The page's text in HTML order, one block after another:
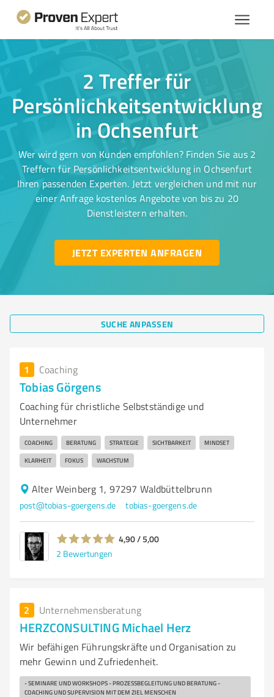
2 Treffer für
Persönlichkeitsentwicklung
in Ochsenfurt
Wer wird gern von Kunden empfohlen? Finden Sie aus 2
Treffern für Persönlichkeitsentwicklung in Ochsenfurt
Ihren passenden Experten. Jetzt vergleichen und mit nur
einer Anfrage kostenlos Angebote von bis zu 20
Dienstleistern erhalten.
JETZT EXPERTEN ANFRAGEN
SUCHE ANPASSEN
1 Coaching
Tobias Görgens
Coaching für christliche Selbstständige und
Unternehmer
COACHING BERATUNG STRATEGIE SICHTBARKEIT MINDSET
KLARHEIT FOKUS WACHSTUM
Alter Weinberg 1, 97297 Waldbüttelbrunn
post@tobias-goergens.de tobias-goergens.de
4,90 / 5,00
2 Bewertungen
2 Unternehmensberatung
HERZCONSULTING Michael Herz
Wir befähigen Führungskräfte und Organisation zu
mehr Gewinn und Zufriedenheit.
- SEMINARE UND WORKSHOPS - PROZESSBEGLEITUNG UND BERATUNG -
COACHING UND SUPERVISION MIT DEM ZIEL MENSCHEN